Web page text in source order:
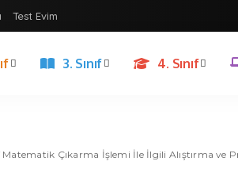
Test Evim
3. Sınıf 4. Sınıf
Matematik Çıkarma İşlemi İle İlgili Alıştırma ve